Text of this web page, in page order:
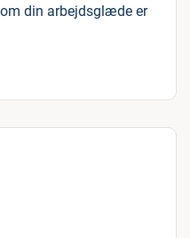
din arbejdsglæde er